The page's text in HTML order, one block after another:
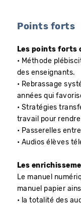
Points forts
Les points forts
• Méthode
des enseignants.
• Rebrassage
années qui
• Stratégies
travail pour
• Passerelles
• Audios élèves
Les
Le manuel
manuel papier
• la totalité des